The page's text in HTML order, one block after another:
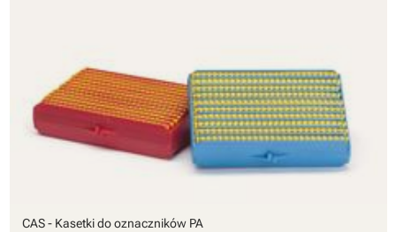
CAS - Kasetki do oznaczników PA